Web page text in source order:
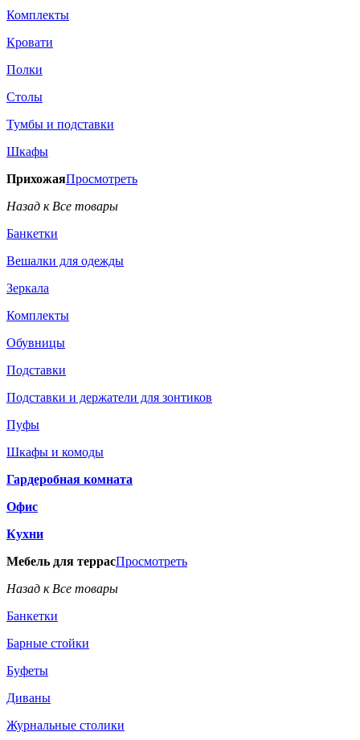
Комплекты
Кровати
Полки
Столы
Тумбы и подставки
Шкафы
ПрихожаяПросмотреть
Назад к Все товары
Банкетки
Вешалки для одежды
Зеркала
Комплекты
Обувницы
Подставки
Подставки и держатели для зонтиков
Пуфы
Шкафы и комоды
Гардеробная комната
Офис
Кухни
Мебель для террасПросмотреть
Назад к Все товары
Банкетки
Барные стойки
Буфеты
Диваны
Журнальные столики